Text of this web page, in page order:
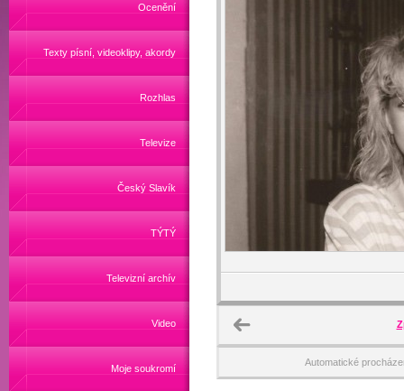
Ocenění
Texty písní, videoklipy, akordy
Rozhlas
Televize
Český Slavík
TÝTÝ
Televizní archív
Video
Moje soukromí
Automatické